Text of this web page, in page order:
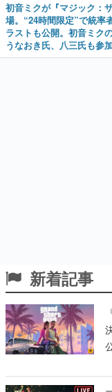
初音ミクが『マジック：
場。“24時間限定”で統率
ラストも公開。初音ミク
うなおき氏、八三氏も参
新着記事